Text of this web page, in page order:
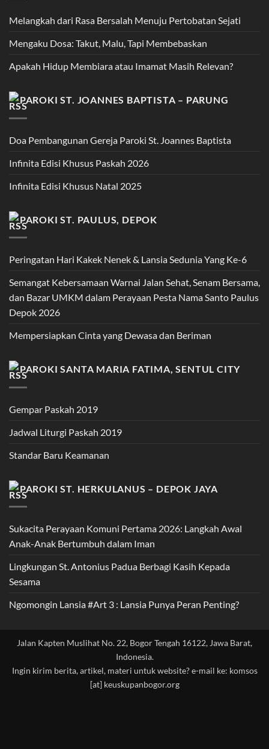
Melangkah dari Rasa Bersalah Menuju Pertobatan Sejati
Mengaku Dosa: Takut, Malu, Tapi Membebaskan
Apakah Hidup Membiara atau Imamat Masih Relevan?
PAROKI ST. JOANNES BAPTISTA – PARUNG
Doa Pembangunan Gereja Paroki St. Joannes Baptista
Infinita Edisi Khusus Paskah 2026
Infinita Edisi Khusus Natal 2025
PAROKI ST. PAULUS, DEPOK
Peringatan Hari Kakek Nenek & Lansia Sedunia Yang Ke-6
Semangat Kebersamaan Warnai Jalan Sehat, Senam Bersama,
dan Bazar UMKM dalam Perayaan Pesta Nama Santo Paulus
Depok 2026
Mempersiapkan Cinta yang Dewasa dan Beriman
PAROKI SANTA MARIA FATIMA, SENTUL CITY
Gempar Paskah 2019
Jadwal Liturgi Paskah 2019
Standar Baru Keamanan
PAROKI ST. HERKULANUS – DEPOK JAYA
Sukacita Perayaan Komuni Pertama 2026: Langkah Awal
Anak-Anak Bertumbuh dalam Iman
Lingkungan St. Antonius Padua Berbagi Kasih Kepada
Sesama
Ngomongin Lansia #Art 3 : Lansia Punya Peran Penting?
Jalan Kapten Muslihat No. 22, Bogor Tengah 16122, Jawa Barat,
Indonesia.
Ingin kirim berita, artikel, materi untuk website? e-mail ke: komsos
[at] keuskupanbogor.org